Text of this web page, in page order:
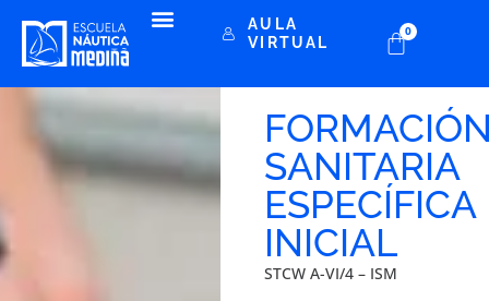
AULA
VIRTUAL
0
SANITARIA
ESPECÍFICA
INICIAL
STCW A-VI/4 – ISM